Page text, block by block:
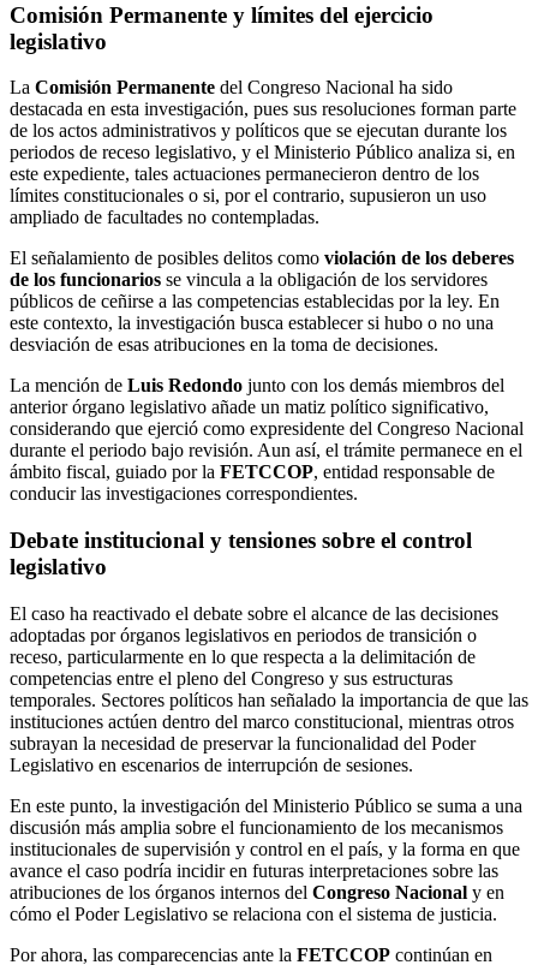
Comisión Permanente y límites del ejercicio
legislativo
La Comisión Permanente del Congreso Nacional ha sido
destacada en esta investigación, pues sus resoluciones forman parte
de los actos administrativos y políticos que se ejecutan durante los
periodos de receso legislativo, y el Ministerio Público analiza si, en
este expediente, tales actuaciones permanecieron dentro de los
límites constitucionales o si, por el contrario, supusieron un uso
ampliado de facultades no contempladas.
El señalamiento de posibles delitos como violación de los deberes
de los funcionarios se vincula a la obligación de los servidores
públicos de ceñirse a las competencias establecidas por la ley. En
este contexto, la investigación busca establecer si hubo o no una
desviación de esas atribuciones en la toma de decisiones.
La mención de Luis Redondo junto con los demás miembros del
anterior órgano legislativo añade un matiz político significativo,
considerando que ejerció como expresidente del Congreso Nacional
durante el periodo bajo revisión. Aun así, el trámite permanece en el
ámbito fiscal, guiado por la FETCCOP, entidad responsable de
conducir las investigaciones correspondientes.
Debate institucional y tensiones sobre el control
legislativo
El caso ha reactivado el debate sobre el alcance de las decisiones
adoptadas por órganos legislativos en periodos de transición o
receso, particularmente en lo que respecta a la delimitación de
competencias entre el pleno del Congreso y sus estructuras
temporales. Sectores políticos han señalado la importancia de que las
instituciones actúen dentro del marco constitucional, mientras otros
subrayan la necesidad de preservar la funcionalidad del Poder
Legislativo en escenarios de interrupción de sesiones.
En este punto, la investigación del Ministerio Público se suma a una
discusión más amplia sobre el funcionamiento de los mecanismos
institucionales de supervisión y control en el país, y la forma en que
avance el caso podría incidir en futuras interpretaciones sobre las
atribuciones de los órganos internos del Congreso Nacional y en
cómo el Poder Legislativo se relaciona con el sistema de justicia.
Por ahora, las comparecencias ante la FETCCOP continúan en